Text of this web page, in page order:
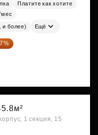
Платите как хотите
мес
и более) Ещё
1 секция, 15